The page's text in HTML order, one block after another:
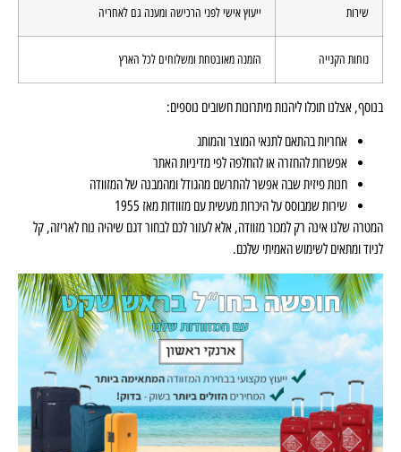
ייעוץ אישי לפני הרכישה ומענה גם לאחריה
הזמנה מאובטחת ומשלוחים לכל הארץ
מיתרונות חשובים נוספים:
לתנאי המוצר והמותג
או להחלפה לפי מדיניות האתר
אפשר להתרשם מהגודל ומהמבנה של המזוודה
היכרות מעשית עם מזוודות מאז 1955
מזוודה, אלא לעזור לכם לבחור דגם שיהיה נוח לאריזה, קל
שלכם.